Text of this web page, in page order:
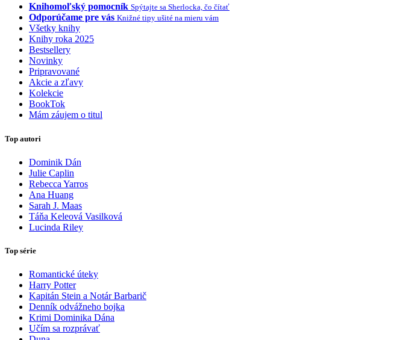
Knihomoľský pomocník Spýtajte sa Sherlocka, čo čítať
Odporúčame pre vás Knižné tipy ušité na mieru vám
Všetky knihy
Knihy roka 2025
Bestsellery
Novinky
Pripravované
Akcie a zľavy
Kolekcie
BookTok
Mám záujem o titul
Top autori
Dominik Dán
Julie Caplin
Rebecca Yarros
Ana Huang
Sarah J. Maas
Táňa Keleová Vasilková
Lucinda Riley
Top série
Romantické úteky
Harry Potter
Kapitán Stein a Notár Barbarič
Denník odvážneho bojka
Krimi Dominika Dána
Učím sa rozprávať